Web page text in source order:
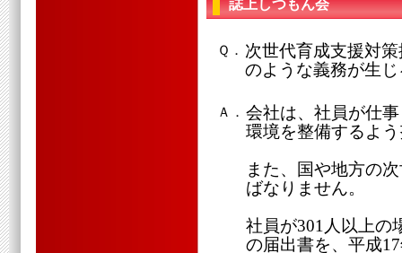
誌上しつもん会
Ｑ． 次世代育成支援対
のような義務が生
Ａ． 会社は、社員が仕
環境を整備するよ
また、国や地方の
ばなりません。
社員が301人以上の
の届出書を、平成